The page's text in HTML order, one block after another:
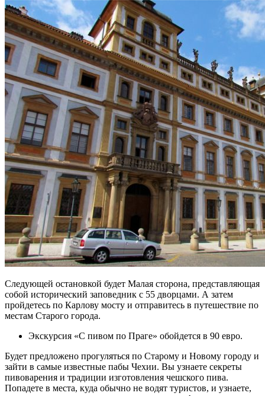
Следующей остановкой будет Малая сторона, представляющая
собой исторический заповедник с 55 дворцами. А затем
пройдетесь по Карлову мосту и отправитесь в путешествие по
местам Старого города.
Экскурсия «С пивом по Праге» обойдется в 90 евро.
Будет предложено прогуляться по Старому и Новому городу и
зайти в самые известные пабы Чехии. Вы узнаете секреты
пивоварения и традиции изготовления чешского пива.
Попадете в места, куда обычно не водят туристов, и узнаете,